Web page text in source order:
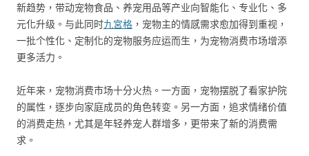
新趋势，带动宠物食品、养宠用品等产业向智能化、专业化、多
元化升级。与此同时九宮格 ，宠物主的情感需求愈加得到重视，
一批个性化、定制化的宠物服务应运而生，为宠物消费市场增添
更多活力。
近年来，宠物消费市场十分火热。一方面，宠物摆脱了看家护院
的属性，逐步向家庭成员的角色转变。另一方面，追求情绪价值
的消费走热，尤其是年轻养宠人群增多，更带来了新的消费需
求。